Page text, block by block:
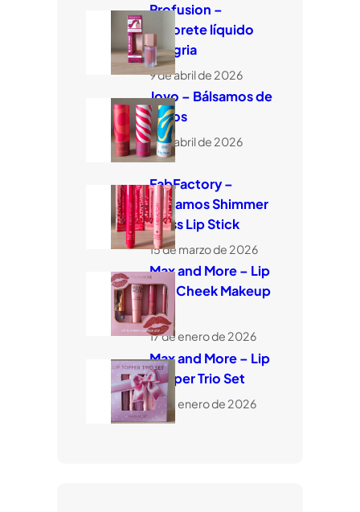
Profusion –
Colorete líquido
Sangria
9 de abril de 2026
Jovo – Bálsamos de
labios
9 de abril de 2026
FabFactory –
Bálsamos Shimmer
Glass Lip Stick
15 de marzo de 2026
Max and More – Lip
and Cheek Makeup
Set
17 de enero de 2026
Max and More – Lip
Topper Trio Set
17 de enero de 2026